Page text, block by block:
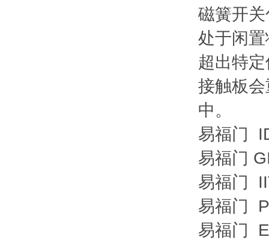
磁簧开
处于闲
超出特
接触板
中。
易福门
易福门
易福门
易福门
易福门